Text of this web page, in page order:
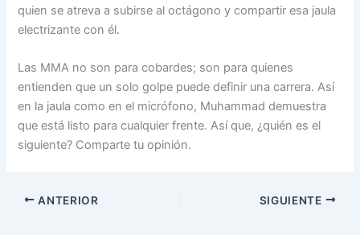
quien se atreva a subirse al octágono y compartir esa jaula
electrizante con él.
Las MMA no son para cobardes; son para quienes
entienden que un solo golpe puede definir una carrera. Así
en la jaula como en el micrófono, Muhammad demuestra
que está listo para cualquier frente. Así que, ¿quién es el
siguiente? Comparte tu opinión.
ANTERIOR SIGUIENTE